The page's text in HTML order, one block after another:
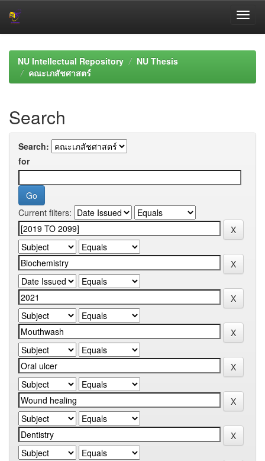
navigationNU Intellectual Repository
NU Thesis
คณะเภสัชศาสตร์
Search
Search:
for
Current filters: